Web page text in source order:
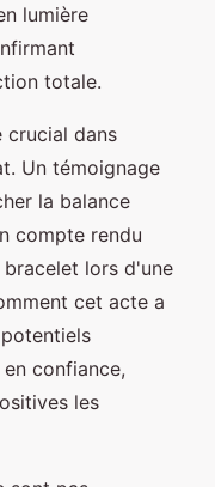
lumière
totale.
crucial dans
Un témoignage
la balance
compte rendu
lors d'une
cet acte a
confiance,
les